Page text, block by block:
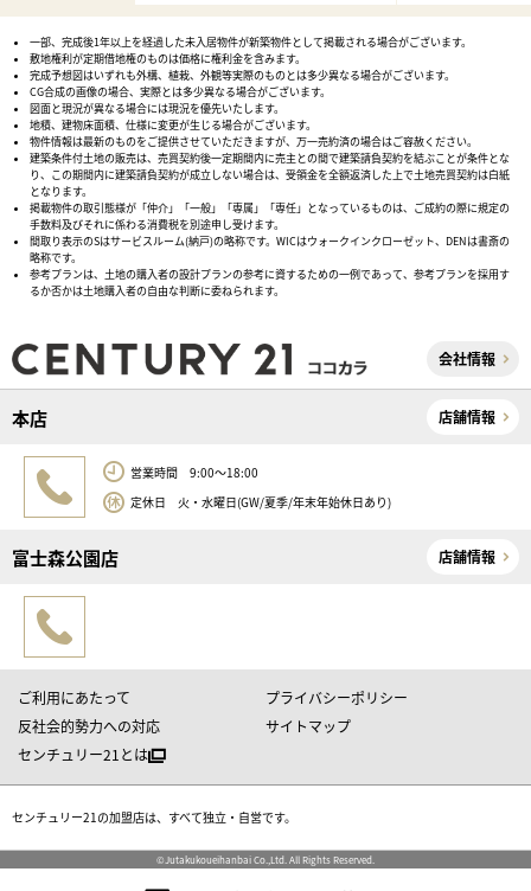
一部、完成後1年以上を経過した未入居物件が新築物件として掲載される場合がございます。
敷地権利が定期借地権のものは価格に権利金を含みます。
完成予想図はいずれも外構、植栽、外観等実際のものとは多少異なる場合がございます。
CG合成の画像の場合、実際とは多少異なる場合がございます。
図面と現況が異なる場合には現況を優先いたします。
地積、建物床面積、仕様に変更が生じる場合がございます。
物件情報は最新のものをご提供させていただきますが、万一売約済の場合はご容赦ください。
建築条件付土地の販売は、売買契約後一定期間内に売主との間で建築請負契約を結ぶことが条件とな
り、この期間内に建築請負契約が成立しない場合は、受領金を全額返済した上で土地売買契約は白紙
となります。
掲載物件の取引態様が「仲介」「一般」「専属」「専任」となっているものは、ご成約の際に規定の
手数料及びそれに係わる消費税を別途申し受けます。
間取り表示のSはサービスルーム(納戸)の略称です。WICはウォークインクローゼット、DENは書斎の
略称です。
参考プランは、土地の購入者の設計プランの参考に資するための一例であって、参考プランを採用す
るか否かは土地購入者の自由な判断に委ねられます。
会社情報
本店 店舗情報
営業時間 9:00～18:00
定休日 火・水曜日(GW/夏季/年末年始休日あり)
富士森公園店 店舗情報
ご利用にあたって
プライバシーポリシー
反社会的勢力への対応
サイトマップ
センチュリー21とは
センチュリー21の加盟店は、すべて独立・自営です。
©Jutakukoueihanbai Co.,Ltd. All Rights Reserved.